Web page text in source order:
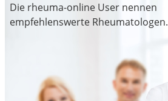
Die rheuma-online User nennen
empfehlenswerte Rheumatologen.